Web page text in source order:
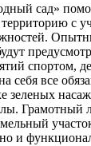
сад»
с
спортом,
себя все
зеленых
Грамотный
и